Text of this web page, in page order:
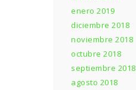
enero 2019
diciembre 2018
noviembre 2018
octubre 2018
septiembre 2018
agosto 2018